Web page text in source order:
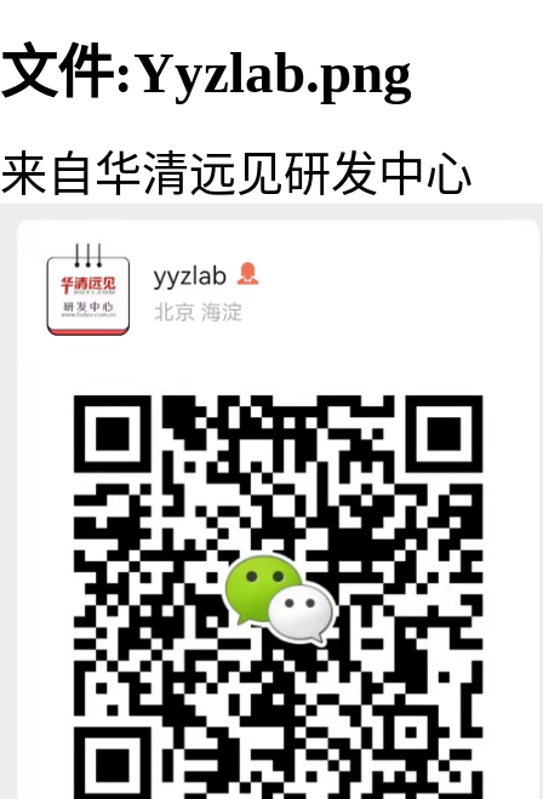
文件:Yyzlab.png
来自华清远见研发中心